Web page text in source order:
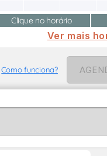
Clique no horário
Ver mais
Como funciona?